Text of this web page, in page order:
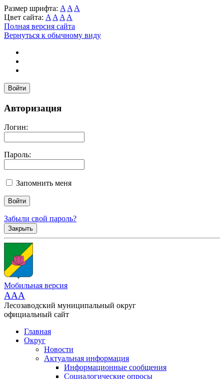
Размер шрифта: A A A
Цвет сайта: A A A A
Полная версия сайта
Вернуться к обычному виду
Войти
Авторизация
Логин:
Пароль:
Запомнить меня
Забыли свой пароль?
Закрыть
Мобильная версия
AAA
Лесозаводский муниципальный округ
официальный сайт
Главная
Округ
Новости
Актуальная информация
Информационные сообщения
Социалогические опросы